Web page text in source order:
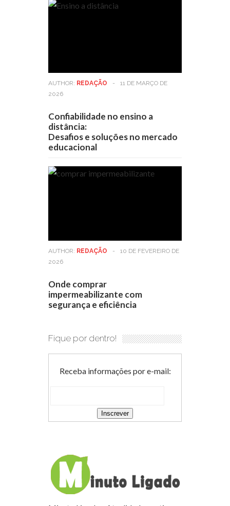
AUTHOR: REDAÇÃO -
11 DE MARÇO DE
2026
Confiabilidade no ensino a
distância:
Desafios e soluções no mercado
educacional
AUTHOR: REDAÇÃO -
10 DE FEVEREIRO DE
2026
Onde comprar
impermeabilizante com
segurança e eficiência
Fique por dentro!
Receba informações por e-mail: